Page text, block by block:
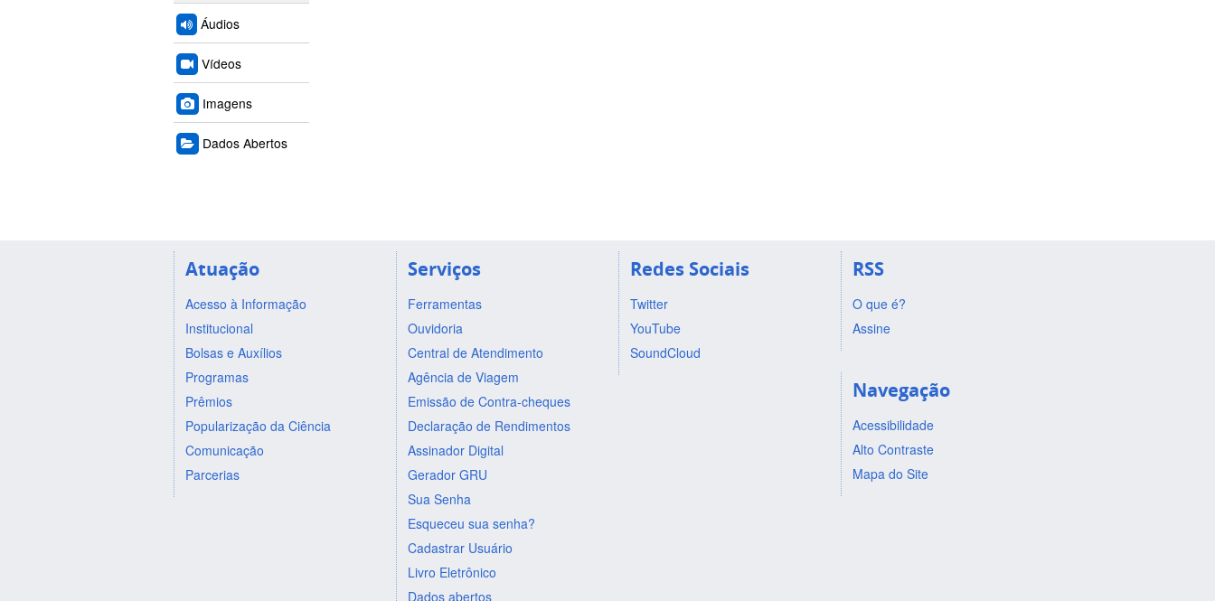
Áudios
Vídeos
Imagens
Dados Abertos
Atuação
Acesso à Informação
Institucional
Bolsas e Auxílios
Programas
Prêmios
Popularização da Ciência
Comunicação
Parcerias
Serviços
Ferramentas
Ouvidoria
Central de Atendimento
Agência de Viagem
Emissão de Contra-cheques
Declaração de Rendimentos
Assinador Digital
Gerador GRU
Sua Senha
Esqueceu sua senha?
Cadastrar Usuário
Livro Eletrônico
Dados abertos
Redes Sociais
Twitter
YouTube
SoundCloud
RSS
O que é?
Assine
Navegação
Acessibilidade
Alto Contraste
Mapa do Site